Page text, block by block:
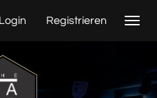
Login Registrieren